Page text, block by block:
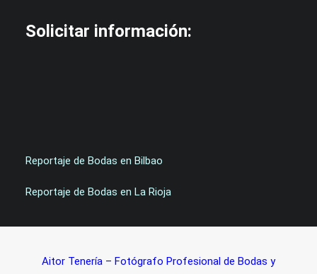
Solicitar información:
Reportaje de Bodas en Bilbao
Reportaje de Bodas en La Rioja
Aitor Tenería – Fotógrafo Profesional de Bodas y